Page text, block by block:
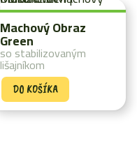
Machový Obraz
Green
so stabilizovaným
lišajníkom
DO KOŠÍKA